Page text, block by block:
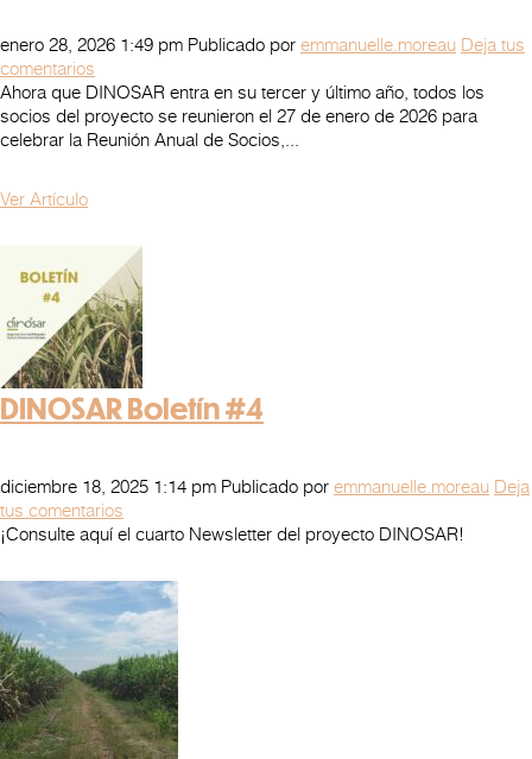
enero 28, 2026 1:49 pm Publicado por emmanuelle.moreau Deja tus
comentarios
Ahora que DINOSAR entra en su tercer y último año, todos los
socios del proyecto se reunieron el 27 de enero de 2026 para
celebrar la Reunión Anual de Socios,...
Ver Artículo
DINOSAR Boletín #4
diciembre 18, 2025 1:14 pm Publicado por emmanuelle.moreau Deja
tus comentarios
¡Consulte aquí el cuarto Newsletter del proyecto DINOSAR!